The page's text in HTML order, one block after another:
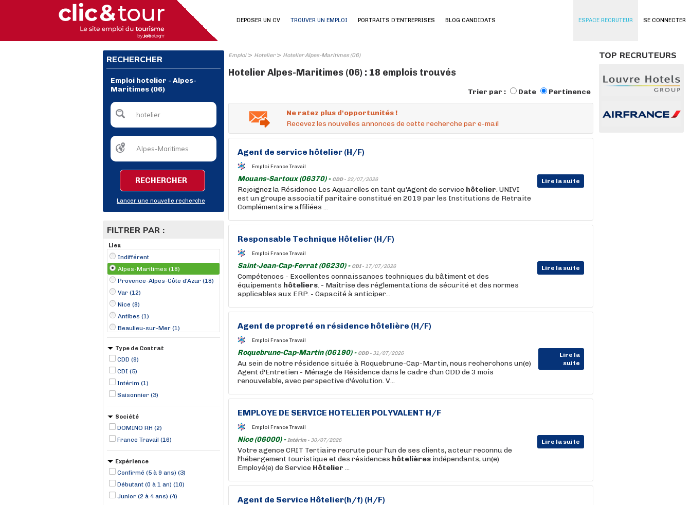
SE CONNECTER
DEPOSER UN CV TROUVER UN EMPLOI PORTRAITS D'ENTREPRISES BLOG CANDIDATS ESPACE RECRUTEUR
RECHERCHER
Emploi hotelier - Alpes-
Maritimes (06)
RECHERCHER
Lancer une nouvelle recherche
FILTRER PAR :
Lieu
Indifférent
Alpes-Maritimes (18)
Provence-Alpes-Côte d'Azur (18)
Var (12)
Nice (8)
Antibes (1)
Beaulieu-sur-Mer (1)
Biot (1)
Cannes (1)
Eze-Village (1)
Guillaumes (1)
Mouans-Sartoux (1)
Pégomas (1)
Type de Contrat
CDD (9)
CDI (5)
Intérim (1)
Saisonnier (3)
Société
DOMINO RH (2)
France Travail (16)
Expérience
Confirmé (5 à 9 ans) (3)
Débutant (0 à 1 an) (10)
Junior (2 à 4 ans) (4)
Emploi> Hotelier> Hotelier Alpes-Maritimes (06)
Hotelier Alpes-Maritimes (06) : 18 emplois trouvés
Trier par : Date Pertinence
Ne ratez plus d'opportunités !
Recevez les nouvelles annonces de cette recherche par e-mail
Agent de service hôtelier (H/F)
Emploi France Travail
Mouans-Sartoux (06370) - CDD - 22/07/2026 Lire la suite
Rejoignez la Résidence Les Aquarelles en tant qu'Agent de service hôtelier. UNIVI
est un groupe associatif paritaire constitué en 2019 par les Institutions de Retraite
Complémentaire affiliées ...
Responsable Technique Hôtelier (H/F)
Emploi France Travail
Saint-Jean-Cap-Ferrat (06230) - CDI - 17/07/2026 Lire la suite
Compétences - Excellentes connaissances techniques du bâtiment et des
équipements hôteliers. - Maîtrise des réglementations de sécurité et des normes
applicables aux ERP. - Capacité à anticiper...
Agent de propreté en résidence hôtelière (H/F)
Emploi France Travail
Roquebrune-Cap-Martin (06190) - CDD - 31/07/2026
Lire la
suite
Au sein de notre résidence située à Roquebrune-Cap-Martin, nous recherchons un(e)
Agent d'Entretien - Ménage de Résidence dans le cadre d'un CDD de 3 mois
renouvelable, avec perspective d'évolution. V...
EMPLOYE DE SERVICE HOTELIER POLYVALENT H/F
Emploi France Travail
Nice (06000) -Intérim - 30/07/2026 Lire la suite
Votre agence CRIT Tertiaire recrute pour l'un de ses clients, acteur reconnu de
l'hébergement touristique et des résidences hôtelières indépendants, un(e)
Employé(e) de Service Hôtelier ...
Agent de Service Hôtelier(h/f) (H/F)
TOP RECRUTEURS